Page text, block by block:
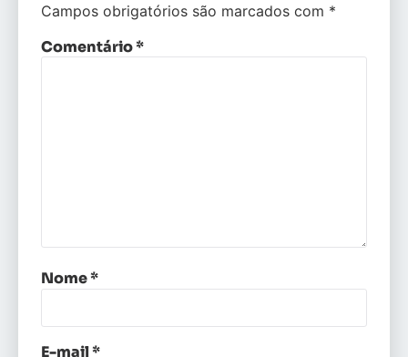
Campos obrigatórios são marcados com *
Comentário*
Nome*
E-mail*